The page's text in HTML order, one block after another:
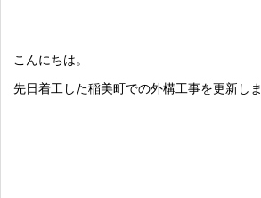
こんにちは。
先日着工した稲美町での外構工事を更新しま